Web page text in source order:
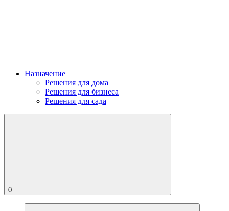
Назначение
Решения для дома
Решения для бизнеса
Решения для сада
0